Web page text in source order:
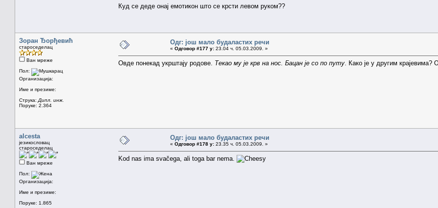
Куд се деде онај емотикон што се крсти левом руком??
Зоран Ђорђевић
староседелац
Ван мреже
Пол:
Организација:
Име и презиме:
Струка: Дипл. инж.
Поруке: 2.364
Одг: још мало будаластих речи
« Одговор #177 у: 23.04 ч. 05.03.2009. »
Овде понекад укрштају родове. Текао му је крв на нос. Бацан је со по путу . Како је у другим
alcesta
језикословац
староседелац
Ван мреже
Пол:
Организација:
Име и презиме:
Поруке: 1.865
Одг: још мало будаластих речи
« Одговор #178 у: 23.35 ч. 05.03.2009. »
Kod nas ima svačega, ali toga bar nema.